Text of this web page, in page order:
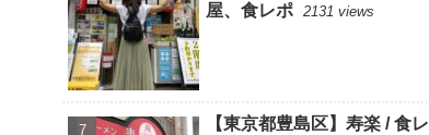
屋、食レポ 2131 views
【東京都豊島区】寿楽 / 食レ